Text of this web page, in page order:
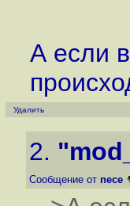
А если
Удалить
2.
Сообщение от nece